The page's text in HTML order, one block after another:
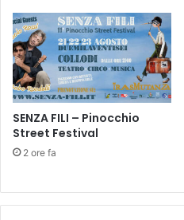
6
v
i
a
a
l
l
e
p
u
C
a
s
t
e
l
f
i
SENZA FILI – Pinocchio
Street Festival
2 ore fa